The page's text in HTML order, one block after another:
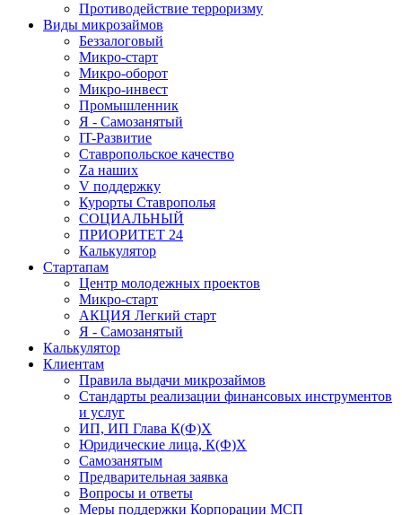
Противодействие терроризму
Виды микрозаймов
Беззалоговый
Микро-старт
Микро-оборот
Микро-инвест
Промышленник
Я - Самозанятый
IT-Развитие
Ставропольское качество
Za наших
V поддержку
Курорты Ставрополья
СОЦИАЛЬНЫЙ
ПРИОРИТЕТ 24
Калькулятор
Стартапам
Центр молодежных проектов
Микро-старт
АКЦИЯ Легкий старт
Я - Самозанятый
Калькулятор
Клиентам
Правила выдачи микрозаймов
Стандарты реализации финансовых инструментов
и услуг
ИП, ИП Глава К(Ф)Х
Юридические лица, К(Ф)Х
Самозанятым
Предварительная заявка
Вопросы и ответы
Меры поддержки Корпорации МСП